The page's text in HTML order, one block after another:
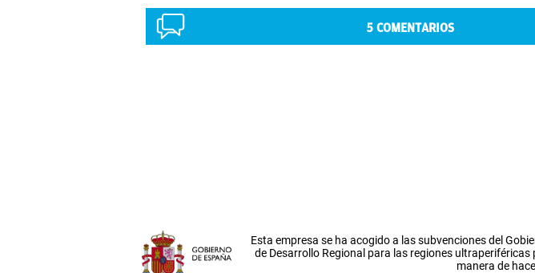
5 COMENTARIOS
Esta empresa se ha acogido a las subvenciones del
de Desarrollo Regional para las regiones
manera de